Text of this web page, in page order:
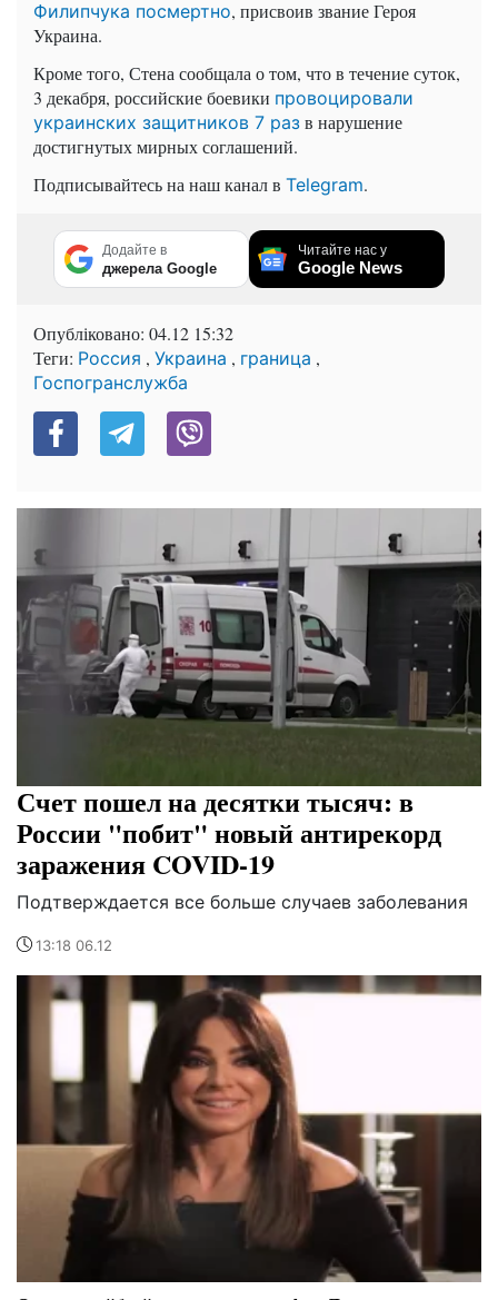
Филипчука посмертно, присвоив звание Героя
Украина.
Кроме того, Стена сообщала о том, что в течение суток,
3 декабря, российские боевики провоцировали
украинских защитников 7 раз в нарушение
достигнутых мирных соглашений.
Подписывайтесь на наш канал в Telegram.
Додайте в
джерела Google
Читайте нас у
Google News
Опубліковано: 04.12 15:32
Теги: Россия , Украина , граница ,
Госпогранслужба
Счет пошел на десятки тысяч: в
России "побит" новый антирекорд
заражения COVID-19
Подтверждается все больше случаев заболевания
13:18 06.12